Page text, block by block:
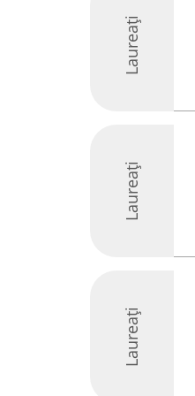
Laureați
Laureați
Laureați